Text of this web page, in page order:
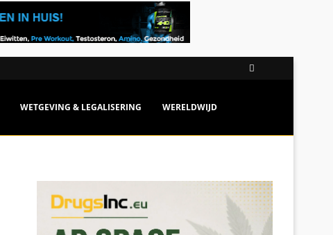
WETGEVING & LEGALISERING WERELDWIJD